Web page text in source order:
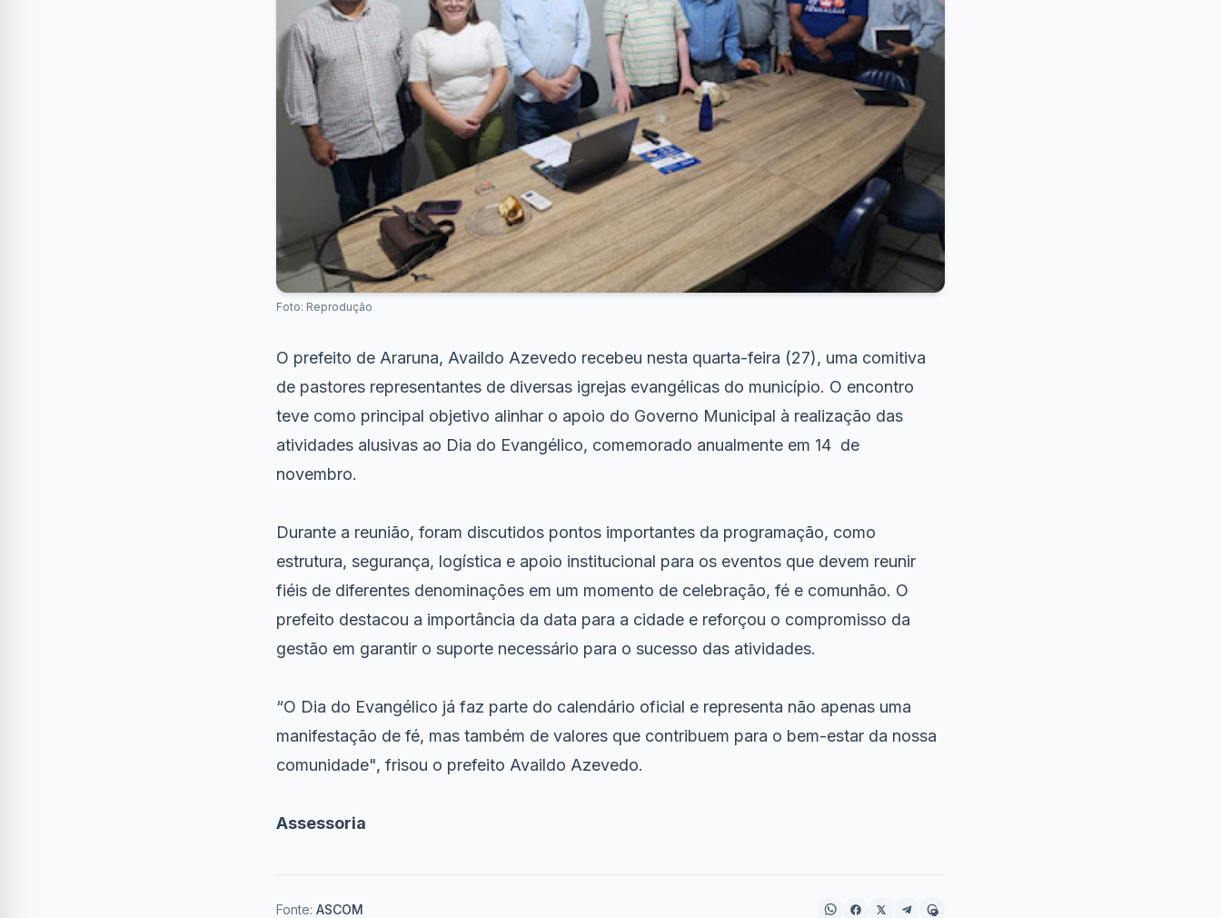
Foto: Reprodução
O prefeito de Araruna, Availdo Azevedo recebeu nesta quarta-feira (27), uma comitiva
de pastores representantes de diversas igrejas evangélicas do município. O encontro
teve como principal objetivo alinhar o apoio do Governo Municipal à realização das
atividades alusivas ao Dia do Evangélico, comemorado anualmente em 14 de
novembro.
Durante a reunião, foram discutidos pontos importantes da programação, como
estrutura, segurança, logística e apoio institucional para os eventos que devem reunir
fiéis de diferentes denominações em um momento de celebração, fé e comunhão. O
prefeito destacou a importância da data para a cidade e reforçou o compromisso da
gestão em garantir o suporte necessário para o sucesso das atividades.
“O Dia do Evangélico já faz parte do calendário oficial e representa não apenas uma
manifestação de fé, mas também de valores que contribuem para o bem-estar da nossa
comunidade", frisou o prefeito Availdo Azevedo.
Assessoria
Fonte: ASCOM